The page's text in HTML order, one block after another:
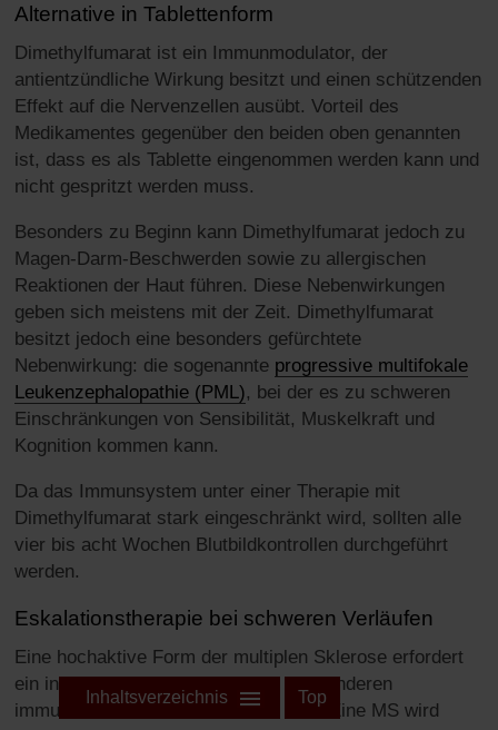
Alternative in Tablettenform
Dimethylfumarat ist ein Immunmodulator, der
antientzündliche Wirkung besitzt und einen schützenden
Effekt auf die Nervenzellen ausübt. Vorteil des
Medikamentes gegenüber den beiden oben genannten
ist, dass es als Tablette eingenommen werden kann und
nicht gespritzt werden muss.
Besonders zu Beginn kann Dimethylfumarat jedoch zu
Magen-Darm-Beschwerden sowie zu allergischen
Reaktionen der Haut führen. Diese Nebenwirkungen
geben sich meistens mit der Zeit. Dimethylfumarat
besitzt jedoch eine besonders gefürchtete
Nebenwirkung: die sogenannte progressive multifokale
Leukenzephalopathie (PML), bei der es zu schweren
Einschränkungen von Sensibilität, Muskelkraft und
Kognition kommen kann.
Da das Immunsystem unter einer Therapie mit
Dimethylfumarat stark eingeschränkt wird, sollten alle
vier bis acht Wochen Blutbildkontrollen durchgeführt
werden.
Eskalationstherapie bei schweren Verläufen
Eine hochaktive Form der multiplen Sklerose erfordert
ein intensiveres Therapieschema mit anderen
immunmodulierenden Medikamenten. Eine MS wird
Inhaltsverzeichnis Top